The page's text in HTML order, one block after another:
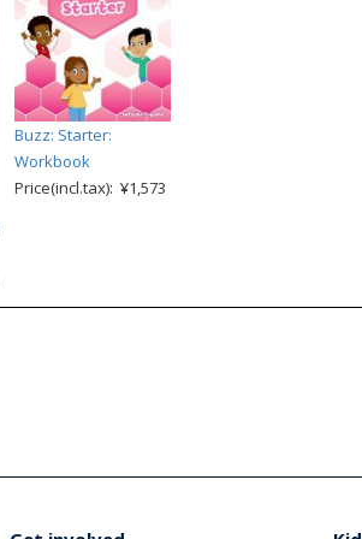
Buzz: Starter:
Workbook
Price(incl.tax): ¥1,573